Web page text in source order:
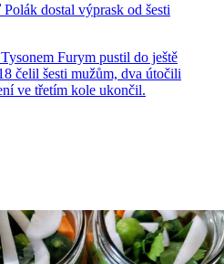
dostal výprask od šesti
Furym pustil do ještě
čelil šesti mužům, dva útočili
ve třetím kole ukončil.